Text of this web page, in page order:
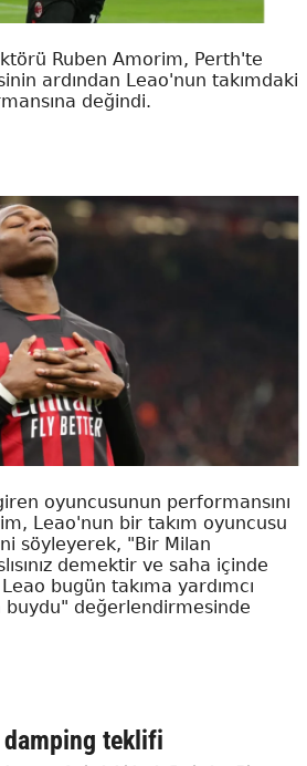
Ruben Amorim, Perth'te
ardından Leao'nun takımdaki
değindi.
oyuncusunun performansını
Leao'nun bir takım oyuncusu
söyleyerek, "Bir Milan
demektir ve saha içinde
bugün takıma yardımcı
değerlendirmesinde
damping teklifi